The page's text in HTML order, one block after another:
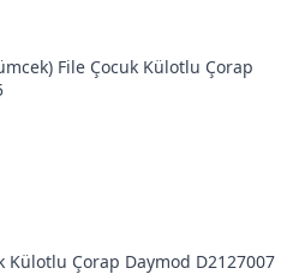
File Çocuk Külotlu Çorap
Külotlu Çorap Daymod D2127007